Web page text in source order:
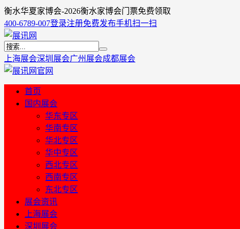
衡水华夏家博会-2026衡水家博会门票免费领取
400-6789-007登录注册免费发布手机扫一扫
上海展会深圳展会广州展会成都展会
首页
国内展会
华东专区
华南专区
华北专区
华中专区
西北专区
西南专区
东北专区
展会资讯
上海展会
深圳展会